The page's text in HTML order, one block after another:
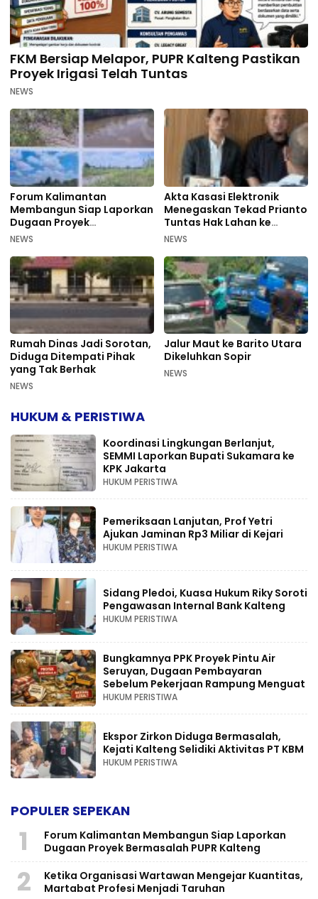
FKM Bersiap Melapor, PUPR Kalteng Pastikan
Proyek Irigasi Telah Tuntas
NEWS
Forum Kalimantan
Membangun Siap Laporkan
Dugaan Proyek
Bermasalah PUPR Kalteng
NEWS
Akta Kasasi Elektronik
Menegaskan Tekad Prianto
Tuntas Hak Lahan ke
Mahkamah Agung
NEWS
Rumah Dinas Jadi Sorotan,
Diduga Ditempati Pihak
yang Tak Berhak
NEWS
Jalur Maut ke Barito Utara
Dikeluhkan Sopir
NEWS
HUKUM & PERISTIWA
Koordinasi Lingkungan Berlanjut,
SEMMI Laporkan Bupati Sukamara ke
KPK Jakarta
HUKUM PERISTIWA
Pemeriksaan Lanjutan, Prof Yetri
Ajukan Jaminan Rp3 Miliar di Kejari
HUKUM PERISTIWA
Sidang Pledoi, Kuasa Hukum Riky Soroti
Pengawasan Internal Bank Kalteng
HUKUM PERISTIWA
Bungkamnya PPK Proyek Pintu Air
Seruyan, Dugaan Pembayaran
Sebelum Pekerjaan Rampung Menguat
HUKUM PERISTIWA
Ekspor Zirkon Diduga Bermasalah,
Kejati Kalteng Selidiki Aktivitas PT KBM
HUKUM PERISTIWA
POPULER SEPEKAN
1
Forum Kalimantan Membangun Siap Laporkan
Dugaan Proyek Bermasalah PUPR Kalteng
2
Ketika Organisasi Wartawan Mengejar Kuantitas,
Martabat Profesi Menjadi Taruhan